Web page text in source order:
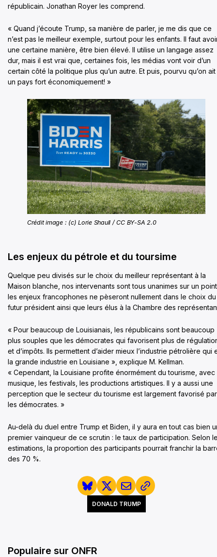
républicain. Jonathan Royer les comprend.
« Quand j’écoute Trump, sa manière de parler, je me dis que ce
n’est pas le meilleur exemple, surtout pour les enfants. Il faut
une certaine manière, être bien élevé. Il utilise un langage assez
dur, mais il est vrai que, certaines fois, les médias vont voir d’un
certain côté la politique plus qu’un autre. Et puis, pourvu qu’on ait
un pays fort économiquement! »
Crédit image : (c) Lorie Shaull / CC BY-SA 2.0
Les enjeux du pétrole et du toursime
Quelque peu divisés sur le choix du meilleur représentant à la
Maison blanche, nos intervenants sont tous unanimes sur un
les enjeux francophones ne pèseront nullement dans le choix du
futur président ainsi que leurs élus à la Chambre des
« Pour beaucoup de Louisianais, les républicains sont beaucoup
plus souples que les démocrates qui favorisent plus de
et d’impôts. Ils permettent d’aider mieux l’industrie pétrolière qui
la grande industrie en Louisiane », explique M. Kellman.
« Cependant, la Louisiane profite énormément du tourisme, avec
musique, les festivals, les productions artistiques. Il y a aussi une
perception que le secteur du tourisme est largement favorisé par
les démocrates. »
Au-delà du duel entre Trump et Biden, il y aura en tout cas bien
premier vainqueur de ce scrutin : le taux de participation. Selon
estimations, la proportion des participants pourrait franchir la
des 70 %.
DONALD TRUMP
Populaire sur ONFR